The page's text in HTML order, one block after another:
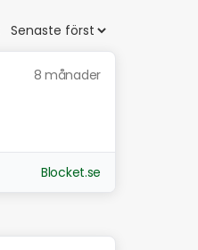
8 månader
Blocket.se